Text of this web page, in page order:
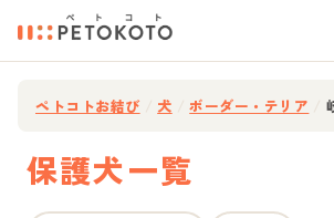
ペトコトお結び 犬 ボーダー・テリア
保護犬一覧